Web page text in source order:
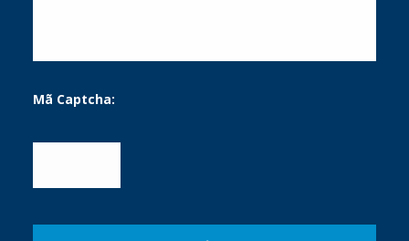
Mã Captcha: